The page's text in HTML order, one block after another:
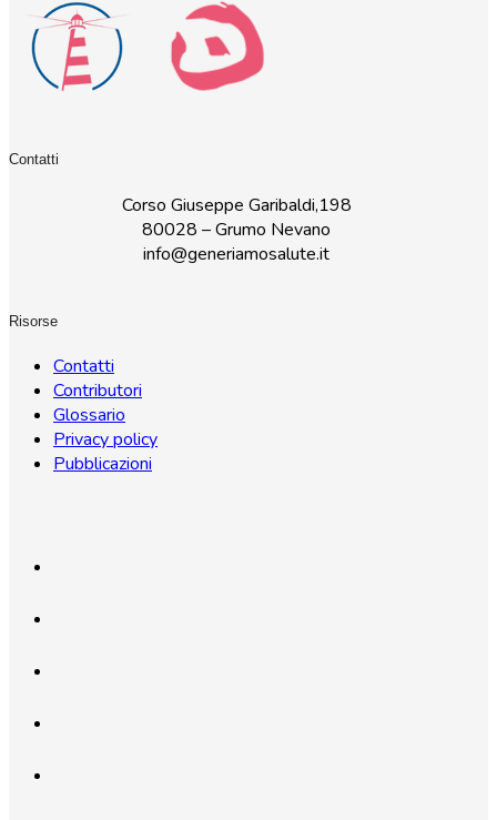
Contatti
Corso Giuseppe Garibaldi,198
80028 – Grumo Nevano
info@generiamosalute.it
Risorse
Contatti
Contributori
Glossario
Privacy policy
Pubblicazioni